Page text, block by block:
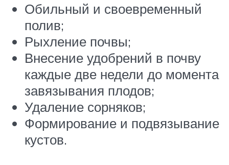
Обильный и своевременный
полив;
Рыхление почвы;
Внесение удобрений в почву
каждые две недели до момента
завязывания плодов;
Удаление сорняков;
Формирование и подвязывание
кустов.